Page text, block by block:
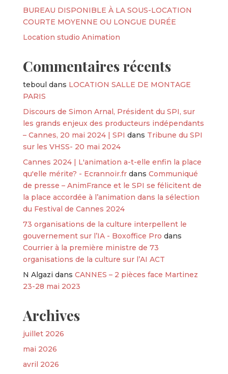
BUREAU DISPONIBLE À LA SOUS-LOCATION
COURTE MOYENNE OU LONGUE DURÉE
Location studio Animation
Commentaires récents
teboul dans LOCATION SALLE DE MONTAGE
PARIS
Discours de Simon Arnal, Président du SPI, sur
les grands enjeux des producteurs indépendants
– Cannes, 20 mai 2024 | SPI dans Tribune du SPI
sur les VHSS- 20 mai 2024
Cannes 2024 | L'animation a-t-elle enfin la place
qu'elle mérite? - Ecrannoir.frdans Communiqué
de presse – AnimFrance et le SPI se félicitent de
la place accordée à l’animation dans la sélection
du Festival de Cannes 2024
73 organisations de la culture interpellent le
gouvernement sur l’IA - Boxoffice Pro dans
Courrier à la première ministre de 73
organisations de la culture sur l’AI ACT
N Algazi dans CANNES – 2 pièces face Martinez
23-28 mai 2023
Archives
juillet 2026
mai 2026
avril 2026